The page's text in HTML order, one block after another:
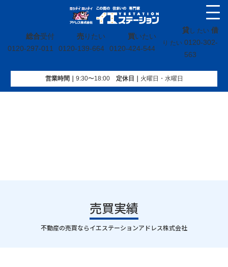
総合受付
0120-297-011
売りたい
0120-139-664
買いたい
0120-424-544
貸し たい 借
り たい 0120-302-
563
営業時間｜ 9:30〜18:00定休⽇｜ 火曜⽇・水曜⽇
イエステーション»売買実績»戸建»茨城県那珂市本米崎
売買実績
｜
不動産の売買ならイエステーションアドレス株式会社